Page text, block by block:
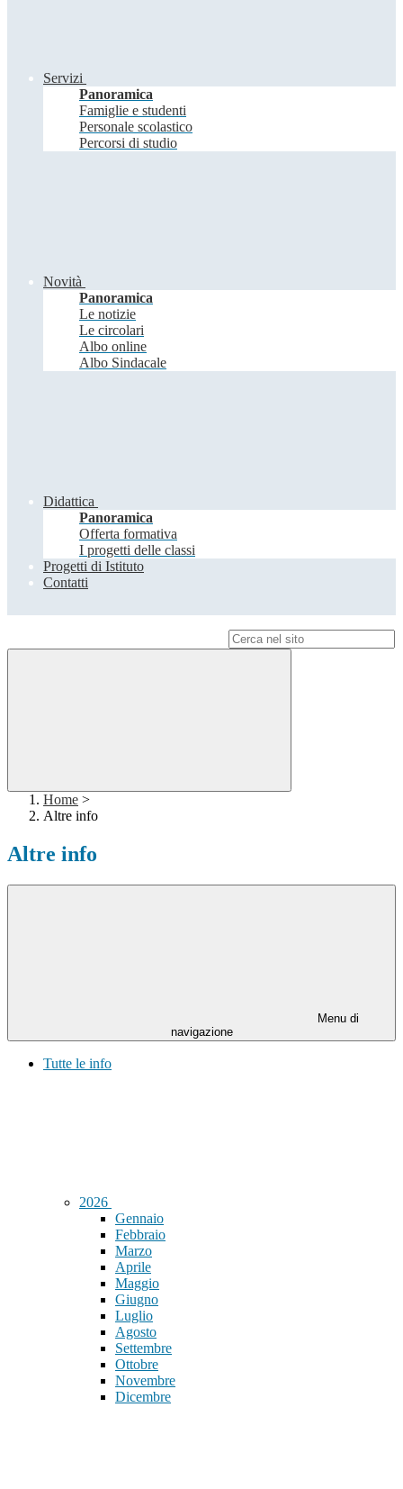
Servizi
Panoramica
Famiglie e studenti
Personale scolastico
Percorsi di studio
Novità
Panoramica
Le notizie
Le circolari
Albo online
Albo Sindacale
Didattica
Panoramica
Offerta formativa
I progetti delle classi
Progetti di Istituto
Contatti
Home >
Altre info
Altre info
Menu di
navigazione
Tutte le info
2026
Gennaio
Febbraio
Marzo
Aprile
Maggio
Giugno
Luglio
Agosto
Settembre
Ottobre
Novembre
Dicembre